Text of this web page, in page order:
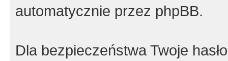
automatycznie przez phpBB.
Dla bezpieczeństwa Twoje